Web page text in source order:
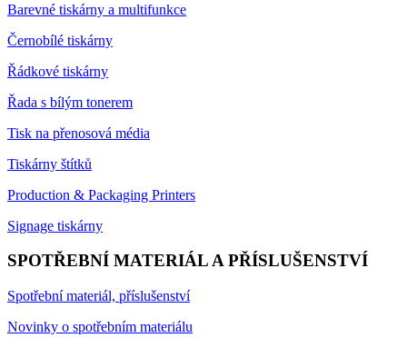
Barevné tiskárny a multifunkce
Černobílé tiskárny
Řádkové tiskárny
Řada s bílým tonerem
Tisk na přenosová média
Tiskárny štítků
Production & Packaging Printers
Signage tiskárny
SPOTŘEBNÍ MATERIÁL A PŘÍSLUŠENSTVÍ
Spotřební materiál, příslušenství
Novinky o spotřebním materiálu